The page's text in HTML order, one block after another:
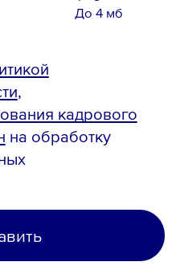
До 4 мб
,
кадрового
на обработку